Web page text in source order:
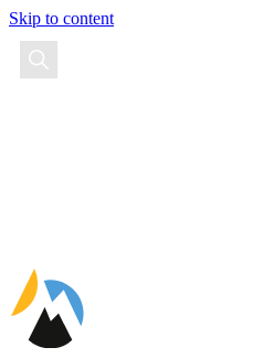
Skip to content